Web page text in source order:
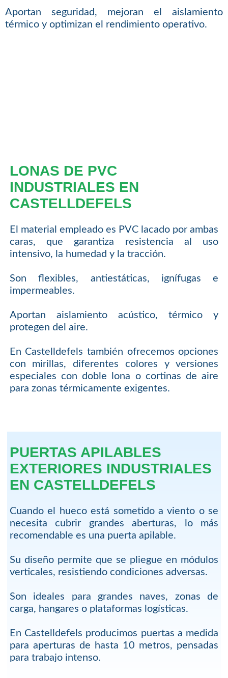
Aportan seguridad, mejoran el aislamiento
térmico y optimizan el rendimiento operativo.
LONAS DE PVC
INDUSTRIALES EN
CASTELLDEFELS
El material empleado es PVC lacado por ambas
caras, que garantiza resistencia al uso
intensivo, la humedad y la tracción.
Son flexibles, antiestáticas, ignífugas e
impermeables.
Aportan aislamiento acústico, térmico y
protegen del aire.
En Castelldefels también ofrecemos opciones
con mirillas, diferentes colores y versiones
especiales con doble lona o cortinas de aire
para zonas térmicamente exigentes.
PUERTAS APILABLES
EXTERIORES INDUSTRIALES
EN CASTELLDEFELS
Cuando el hueco está sometido a viento o se
necesita cubrir grandes aberturas, lo más
recomendable es una puerta apilable.
Su diseño permite que se pliegue en módulos
verticales, resistiendo condiciones adversas.
Son ideales para grandes naves, zonas de
carga, hangares o plataformas logísticas.
En Castelldefels producimos puertas a medida
para aperturas de hasta 10 metros, pensadas
para trabajo intenso.